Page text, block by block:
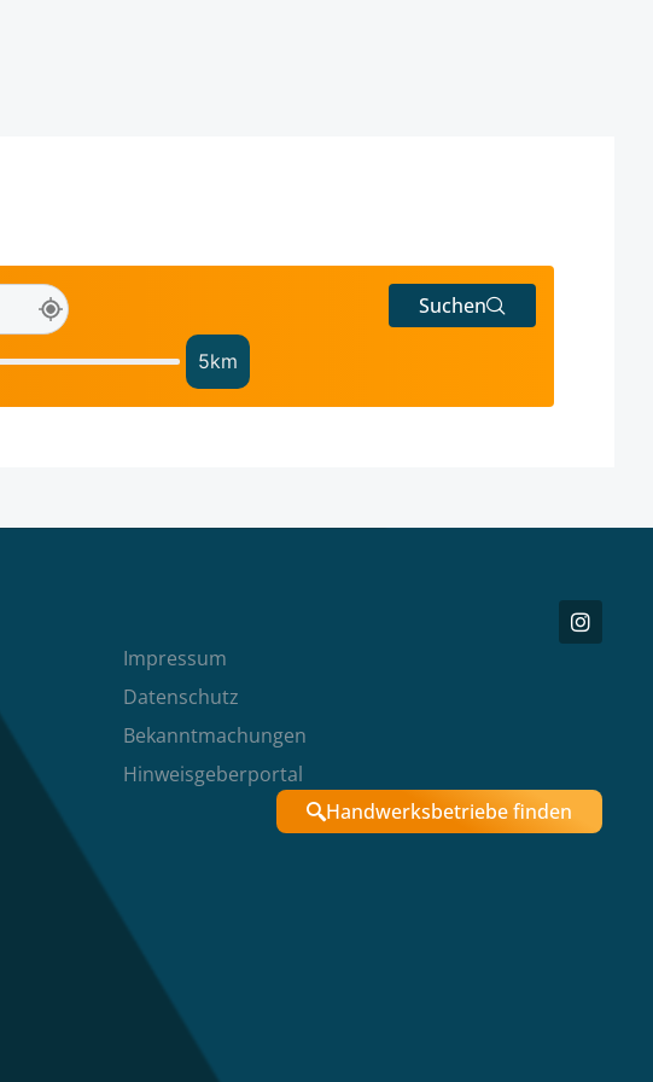
5km
Suchen
Impressum
Datenschutz
Bekanntmachungen
Hinweisgeberportal
Handwerksbetriebe finden